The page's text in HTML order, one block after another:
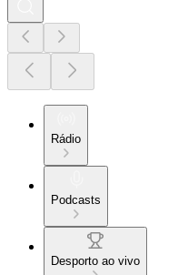
Rádio
Podcasts
Desporto ao vivo